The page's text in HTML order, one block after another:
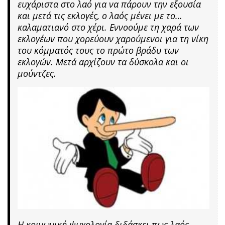
ευχάριστα στο λαό για να πάρουν την εξουσία
και μετά τις εκλογές, ο λαός μένει με το…
καλαματιανό στο χέρι. Εννοούμε τη χαρά των
εκλογέων που χορεύουν χαρούμενοι για τη νίκη
του κόμματός τους το πρώτο βράδυ των
εκλογών. Μετά αρχίζουν τα δύσκολα και οι
μούντζες.